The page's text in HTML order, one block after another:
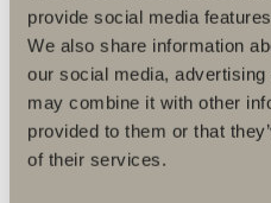
provide social media
We also share information
our social media,
may combine it with other
provided to them or that
of their services.